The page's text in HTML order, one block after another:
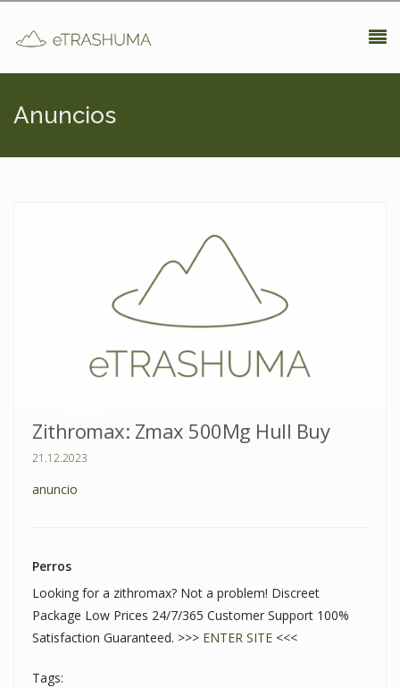
Anuncios
Zithromax: Zmax 500Mg Hull Buy
21.12.2023
anuncio
Perros
Looking for a zithromax? Not a problem! Discreet
Package Low Prices 24/7/365 Customer Support 100%
Satisfaction Guaranteed. >>> ENTER SITE <<<
Tags: